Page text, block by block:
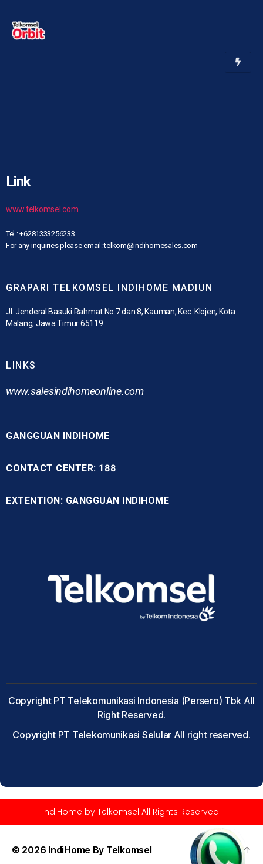
Link
www.telkomsel.com
Tel.: +6281333256233
For any inquiries please email: telkom@indihomesales.com
GRAPARI TELKOMSEL INDIHOME MADIUN
Jl. Jenderal Basuki Rahmat No.7 dan 8, Kauman, Kec. Klojen, Kota
Malang, Jawa Timur 65119
LINKS
www.salesindihomeonline.com
GANGGUAN INDIHOME
CONTACT CENTER: 188
EXTENTION: GANGGUAN INDIHOME
Copyright PT Telekomunikasi Indonesia (Persero) Tbk All
Right Reserved.
Copyright PT Telekomunikasi Selular All right reserved.
IndiHome by Telkomsel All Rights Reserved.
© 2026 IndiHome By Telkomsel Up↑